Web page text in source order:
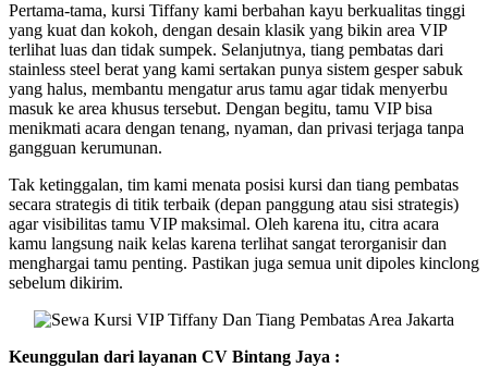
Pertama-tama, kursi Tiffany kami berbahan kayu berkualitas tinggi
yang kuat dan kokoh, dengan desain klasik yang bikin area VIP
terlihat luas dan tidak sumpek. Selanjutnya, tiang pembatas dari
stainless steel berat yang kami sertakan punya sistem gesper sabuk
yang halus, membantu mengatur arus tamu agar tidak menyerbu
masuk ke area khusus tersebut. Dengan begitu, tamu VIP bisa
menikmati acara dengan tenang, nyaman, dan privasi terjaga tanpa
gangguan kerumunan.
Tak ketinggalan, tim kami menata posisi kursi dan tiang pembatas
secara strategis di titik terbaik (depan panggung atau sisi strategis)
agar visibilitas tamu VIP maksimal. Oleh karena itu, citra acara
kamu langsung naik kelas karena terlihat sangat terorganisir dan
menghargai tamu penting. Pastikan juga semua unit dipoles kinclong
sebelum dikirim.
Keunggulan dari layanan CV Bintang Jaya :